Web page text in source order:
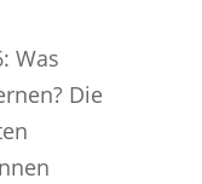
Was
Die